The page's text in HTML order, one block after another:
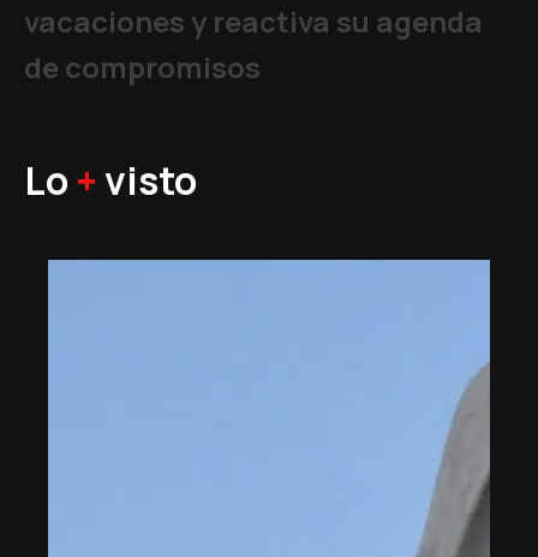
vacaciones y reactiva su agenda
de compromisos
Lo +visto